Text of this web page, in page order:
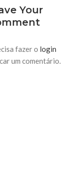
Your
fazer o login
um comentário.